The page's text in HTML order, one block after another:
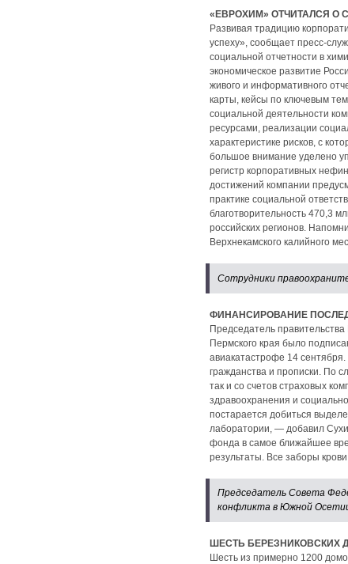
«ЕВРОХИМ» ОТЧИТАЛСЯ О
Развивая традицию
успеху», сообщает пресс-
социальной отчетности в
экономическое развитие
живого и информативного
карты, кейсы по ключевым
социальной деятельности
ресурсами, реализации
характеристике рисков, с
большое внимание уделено
регистр корпоративных
достижений компании
практике социальной
благотворительность 470,3
российских регионов.
Верхнекамского калийного
Сотрудники
ФИНАНСИРОВАНИЕ
Председатель
Пермского края было
авиакатастрофе 14
гражданства и прописки. По
так и со счетов страховых
здравоохранения и
постарается добиться
лаборатории, — добавил
фонда в самое ближайшее
результаты. Все заборы
Председатель Совета
конфликта в Южной
ШЕСТЬ БЕРЕЗНИКОВСКИХ
Шесть из примерно 1200